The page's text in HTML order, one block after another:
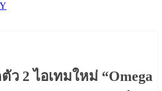
ว 2 ไอเทมใหม่ “Omega